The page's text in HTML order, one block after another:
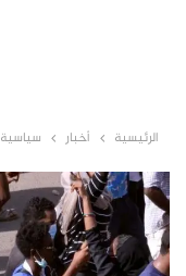
الرئيسية أخبار سياسية